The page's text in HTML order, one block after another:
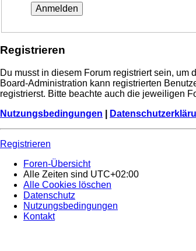
Registrieren
Du musst in diesem Forum registriert sein,
Board-Administration kann registrierten
registrierst. Bitte beachte auch die jeweiligen
Nutzungsbedingungen
Registrieren
Foren-Übersicht
Alle Zeiten sind UTC+02:00
Alle Cookies löschen
Datenschutz
Nutzungsbedingungen
Kontakt